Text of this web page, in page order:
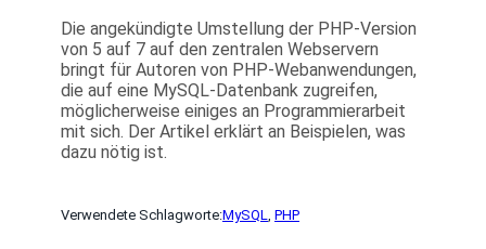
Die angekündigte Umstellung der PHP-Version
von 5 auf 7 auf den zentralen Webservern
bringt für Autoren von PHP-Webanwendungen,
die auf eine MySQL-Datenbank zugreifen,
möglicherweise einiges an Programmierarbeit
mit sich. Der Artikel erklärt an Beispielen, was
dazu nötig ist.
Verwendete Schlagworte:MySQL PHP